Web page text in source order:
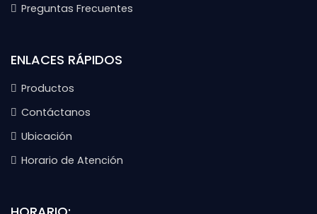
Preguntas Frecuentes
ENLACES RÁPIDOS
Productos
Contáctanos
Ubicación
Horario de Atención